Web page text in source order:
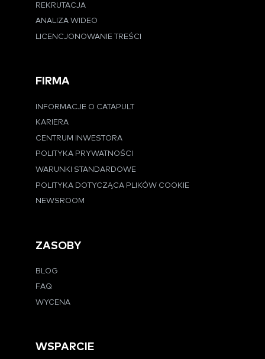
REKRUTACJA
ANALIZA WIDEO
LICENCJONOWANIE TREŚCI
FIRMA
INFORMACJE O CATAPULT
KARIERA
CENTRUM INWESTORA
POLITYKA PRYWATNOŚCI
WARUNKI STANDARDOWE
POLITYKA DOTYCZĄCA PLIKÓW COOKIE
NEWSROOM
ZASOBY
BLOG
FAQ
WYCENA
WSPARCIE